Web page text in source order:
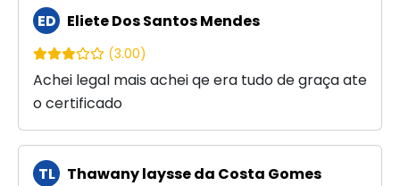
ED Eliete Dos Santos Mendes
(3.00)
Achei legal mais achei qe era tudo de graça ate
o certificado
TL Thawany laysse da Costa Gomes